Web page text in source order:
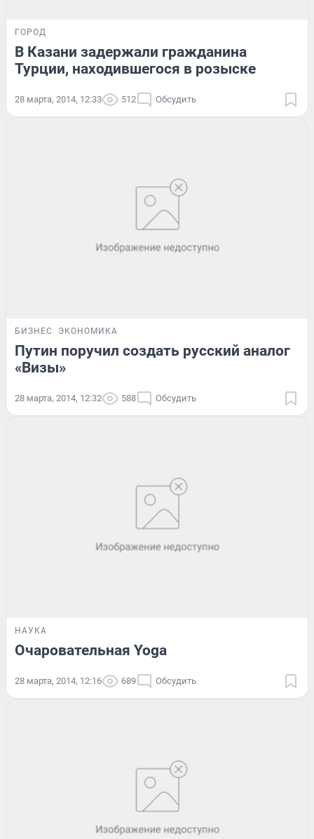
ГОРОД
В Казани задержали гражданина
Турции, находившегося в розыске
28 марта, 2014, 12:33 512 Обсудить
БИЗНЕС ЭКОНОМИКА
Путин поручил создать русский аналог
«Визы»
28 марта, 2014, 12:32 588 Обсудить
НАУКА
Очаровательная Yoga
28 марта, 2014, 12:16 689 Обсудить